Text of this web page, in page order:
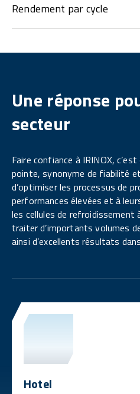
Rendement par cycle
Une réponse
secteur
Faire confiance à IRINOX,
pointe, synonyme de fiabilité
d’optimiser les processus de
performances élevées et à
les cellules de refroidissement
traiter d’importants volumes
ainsi d’excellents résultats
Hotel